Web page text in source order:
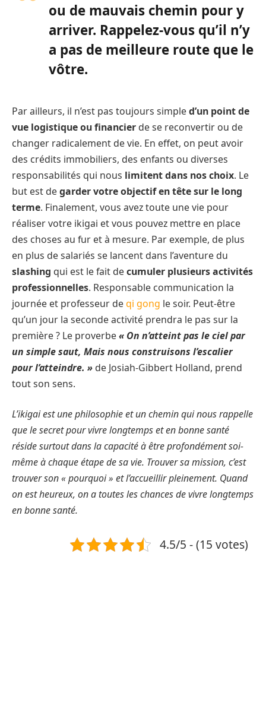
ou de mauvais chemin pour y
arriver. Rappelez-vous qu’il n’y
a pas de meilleure route que le
vôtre.
Par ailleurs, il n’est pas toujours simpled’un point de
vue logistique ou financier de se reconvertir ou de
changer radicalement de vie. En effet, on peut avoir
des crédits immobiliers, des enfants ou diverses
responsabilités qui nous limitent dans nos choix. Le
but est degarder votre objectif en tête sur le long
terme. Finalement, vous avez toute une vie pour
réaliser votre ikigai et vous pouvez mettre en place
des choses au fur et à mesure. Par exemple, de plus
en plus de salariés se lancent dans l’aventure du
slashing qui est le fait decumuler plusieurs activités
professionnelles. Responsable communication la
journée et professeur deqi gong le soir. Peut-être
qu’un jour la seconde activité prendra le pas sur la
première ? Le proverbe« On n’atteint pas le ciel par
un simple saut, Mais nous construisons l’escalier
pour l’atteindre. » de Josiah-Gibbert Holland, prend
tout son sens.
L’ikigai est une philosophie et un chemin qui nous rappelle
que le secret pour vivre longtemps et en bonne santé
réside surtout dans la capacité à être profondément soi-
même à chaque étape de sa vie. Trouver sa mission, c’est
trouver son « pourquoi » et l’accueillir pleinement. Quand
on est heureux, on a toutes les chances de vivre longtemps
en bonne santé.
4.5/5 - (15 votes)